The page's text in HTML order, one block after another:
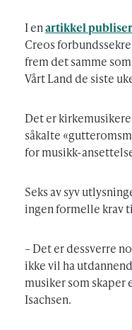
I enartikkel
Creos
frem det samme
Vårt Land de siste
Det er
såkalte
for musikk-
Seks av syv
ingen formelle krav
– Det er dessverre
ikke vil ha
musiker som skaper
Isachsen.